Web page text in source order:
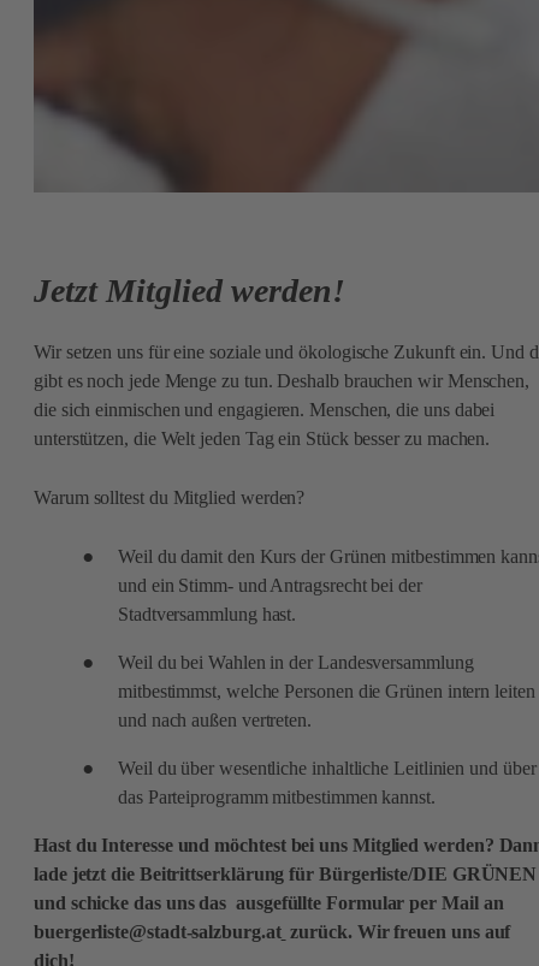
Jetzt Mitglied werden!
Wir setzen uns für eine soziale und ökologische Zukunft ein. Und
gibt es noch jede Menge zu tun. Deshalb brauchen wir Menschen,
die sich einmischen und engagieren. Menschen, die uns dabei
unterstützen, die Welt jeden Tag ein Stück besser zu machen.
Warum solltest du Mitglied werden?
Weil du damit den Kurs der Grünen mitbestimmen
und ein Stimm- und Antragsrecht bei der
Stadtversammlung hast.
Weil du bei Wahlen in der Landesversammlung
mitbestimmst, welche Personen die Grünen intern leiten
und nach außen vertreten.
Weil du über wesentliche inhaltliche Leitlinien und über
das Parteiprogramm mitbestimmen kannst.
Hast du Interesse und möchtest bei uns Mitglied werden?
lade jetzt die Beitrittserklärung für Bürgerliste/DIE GRÜNEN
und schicke das uns das ausgefüllte Formular per Mail an
buergerliste@stadt-salzburg.at zurück. Wir freuen uns auf
dich!